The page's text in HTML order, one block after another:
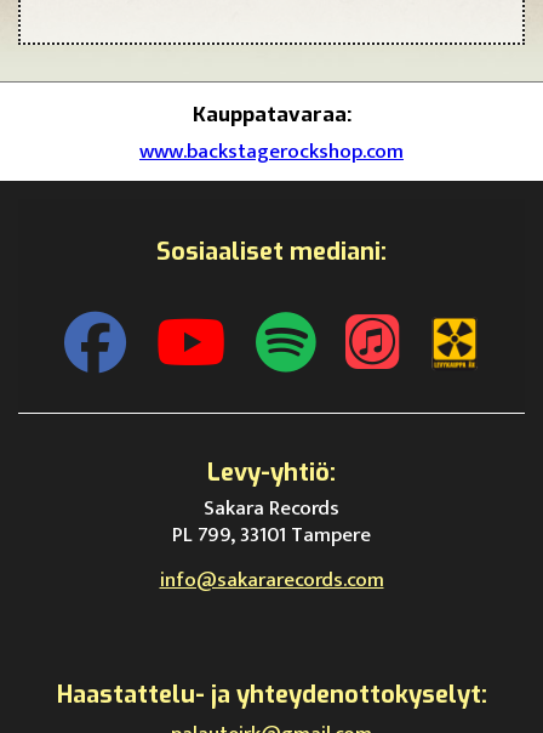
Kauppatavaraa:
www.backstagerockshop.com
Sosiaaliset mediani:
Levy-yhtiö:
Sakara Records
PL 799, 33101 Tampere
info@sakararecords.com
Haastattelu- ja yhteydenottokyselyt: